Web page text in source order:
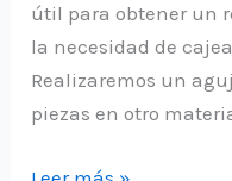
útil para obtener un
la necesidad de
Realizaremos un
piezas en otro
Aprenda